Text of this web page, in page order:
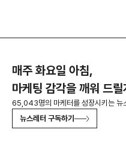
매주 화요일 아침,
마케팅 감각을 깨워 드릴
65,043명의 마케터를 성장시키는 뉴
뉴스레터 구독하기